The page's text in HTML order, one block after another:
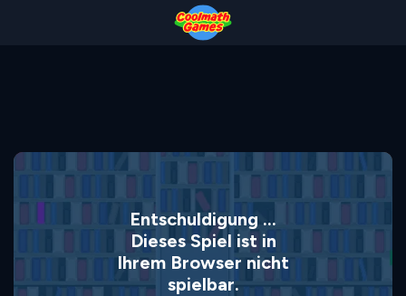
Entschuldigung ...
Dieses Spiel ist in
Ihrem Browser nicht
spielbar.